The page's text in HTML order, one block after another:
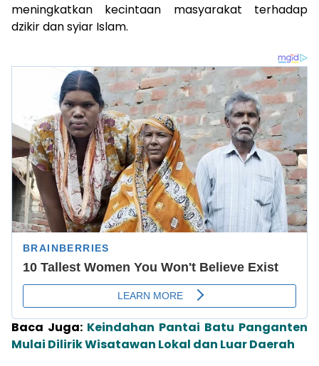
meningkatkan kecintaan masyarakat terhadap
dzikir dan syiar Islam.
Baca Juga: Keindahan Pantai Batu Panganten
Mulai Dilirik Wisatawan Lokal dan Luar Daerah